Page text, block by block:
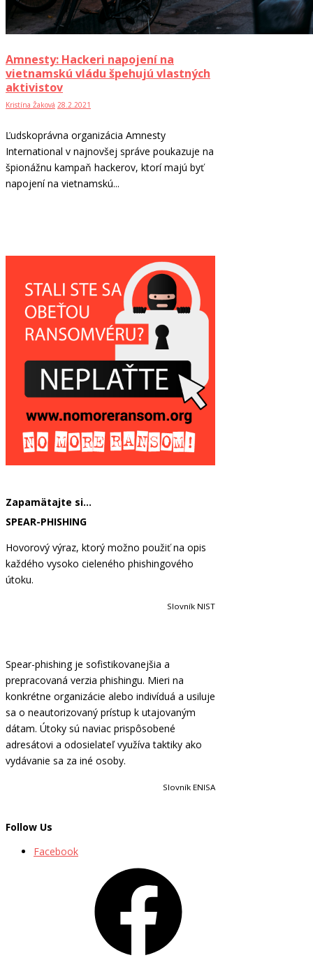
Amnesty: Hackeri napojení na
vietnamskú vládu špehujú vlastných
aktivistov
Kristína Žaková 28.2.2021
Ľudskoprávna organizácia Amnesty
International v najnovšej správe poukazuje na
špionážnu kampaň hackerov, ktorí majú byť
napojení na vietnamskú...
Zapamätajte si…
SPEAR-PHISHING
Hovorový výraz, ktorý možno použiť na opis
každého vysoko cieleného phishingového
útoku.
Slovník NIST
Spear-phishing je sofistikovanejšia a
prepracovaná verzia phishingu. Mieri na
konkrétne organizácie alebo indivíduá a usiluje
sa o neautorizovaný prístup k utajovaným
dátam. Útoky sú naviac prispôsobené
adresátovi a odosielateľ využíva taktiky ako
vydávanie sa za iné osoby.
Slovník ENISA
Follow Us
Facebook